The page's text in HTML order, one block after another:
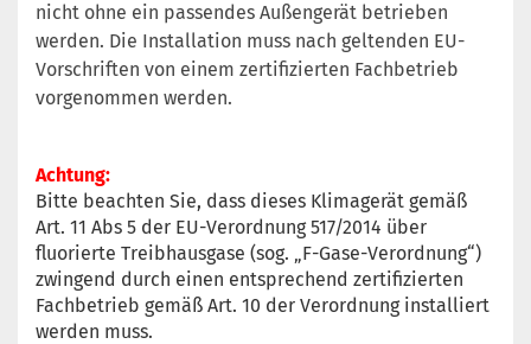
nicht ohne ein passendes Außengerät betrieben
werden. Die Installation muss nach geltenden EU-
Vorschriften von einem zertifizierten Fachbetrieb
vorgenommen werden.
Achtung:
Bitte beachten Sie, dass dieses Klimagerät gemäß
Art. 11 Abs 5 der EU-Verordnung 517/2014 über
fluorierte Treibhausgase (sog. „F-Gase-Verordnung“)
zwingend durch einen entsprechend zertifizierten
Fachbetrieb gemäß Art. 10 der Verordnung installiert
werden muss.